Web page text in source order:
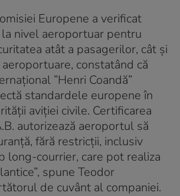
Europene a verificat
nivel aeroportuar pentru
atât a pasagerilor, cât și
constatând că
”Henri Coandă”
standardele europene în
aviției civile. Certificarea
autorizează aeroportul să
fără restricții, inclusiv
long-courrier, care pot realiza
”, spune Teodor
de cuvânt al companiei.